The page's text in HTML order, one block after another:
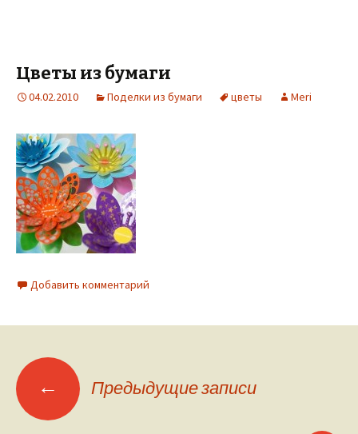
Цветы из бумаги
04.02.2010 Поделки из бумаги цветы Meri
Добавить комментарий
Навигация по
← Предыдущие записи